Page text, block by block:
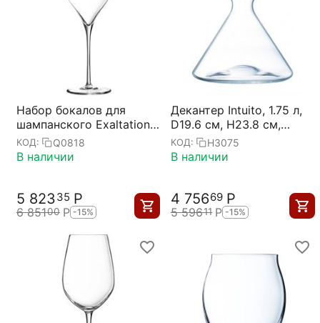
Набор бокалов для
шампанского Exaltation,
6 шт, 350 мл,
Chef&Sommelier
КОД: Q0818
В наличии
5 82335 Р
6 85100 Р -15%
Декантер Intuito, 1.75 л,
D19.6 см, H23.8 см,
Chef&Sommelier
КОД: H3075
В наличии
4 75669 Р
5 59611 Р -15%